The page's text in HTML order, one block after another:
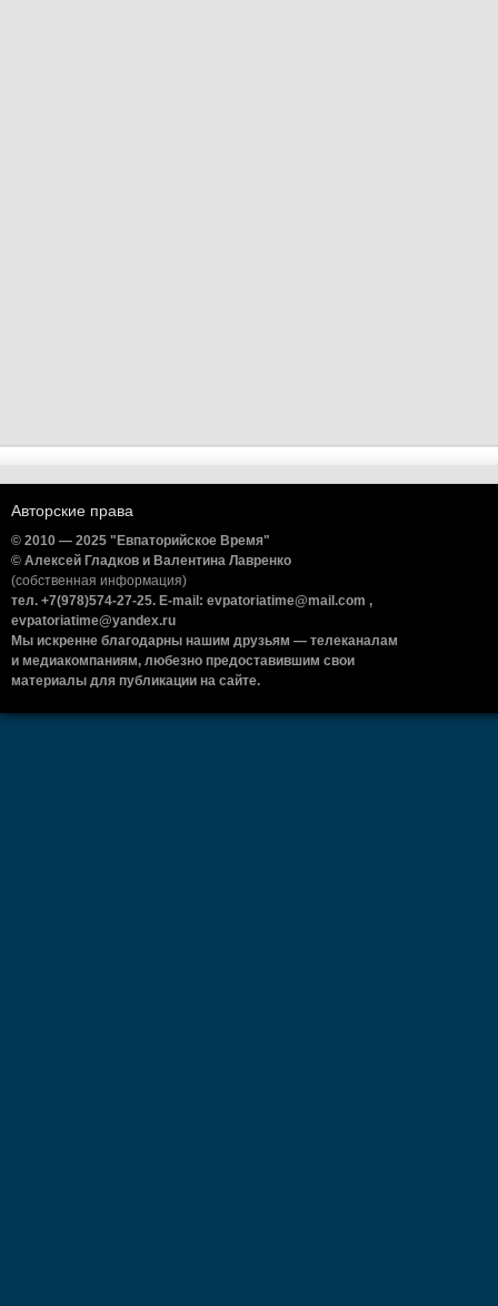
Авторские права
© 2010 — 2025 "Евпаторийское Время"
© Алексей Гладков и Валентина Лавренко
(собственная информация)
тел. +7(978)574-27-25. E-mail: evpatoriatime@mail.com ,
evpatoriatime@yandex.ru
Мы искренне благодарны нашим друзьям — телеканалам
и медиакомпаниям, любезно предоставившим свои
материалы для публикации на сайте.